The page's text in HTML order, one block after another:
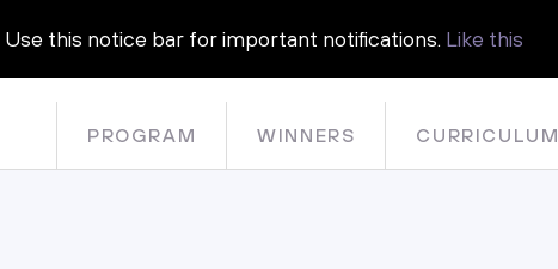
Use this notice bar for important notifications. Like this
PROGRAM WINNERS CURRICULUM